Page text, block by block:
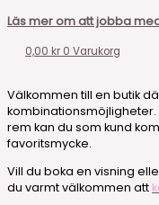
Läs mer om att jobba
0,00 kr 0 Varukorg
Välkommen till en butik
rem kan du som kund
favoritsmycke.
Vill du boka en visning
du varmt välkommen att